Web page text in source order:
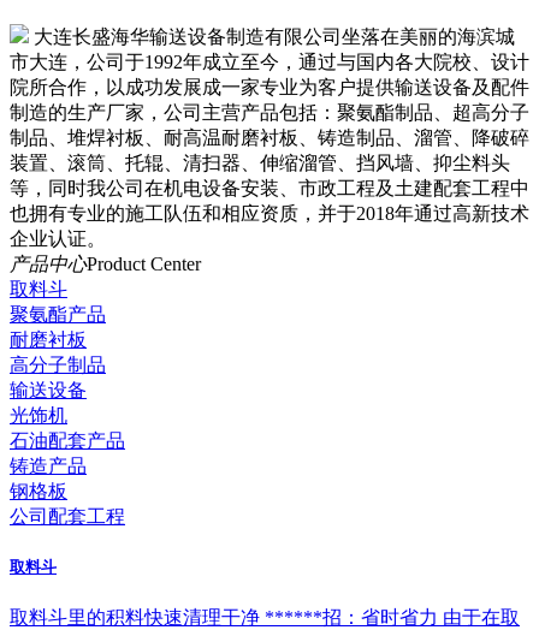
大连长盛海华输送设备制造有限公司坐落在美丽的海滨城
市大连，公司于1992年成立至今，通过与国内各大院校、设计
院所合作，以成功发展成一家专业为客户提供输送设备及配件
制造的生产厂家，公司主营产品包括：聚氨酯制品、超高分子
制品、堆焊衬板、耐高温耐磨衬板、铸造制品、溜管、降破碎
装置、滚筒、托辊、清扫器、伸缩溜管、挡风墙、抑尘料头
等，同时我公司在机电设备安装、市政工程及土建配套工程中
也拥有专业的施工队伍和相应资质，并于2018年通过高新技术
企业认证。
产品中心Product Center
取料斗
聚氨酯产品
耐磨衬板
高分子制品
输送设备
光饰机
石油配套产品
铸造产品
钢格板
公司配套工程
取料斗
取料斗里的积料快速清理干净 ******招：省时省力 由于在取